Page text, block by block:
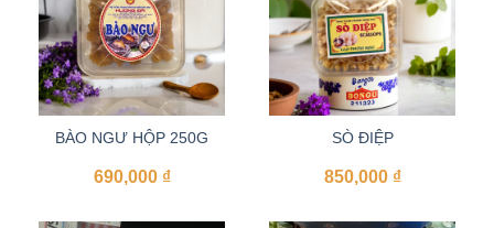
BÀO NGƯ HỘP 250G
690,000 ₫
SÒ ĐIỆP
850,000 ₫